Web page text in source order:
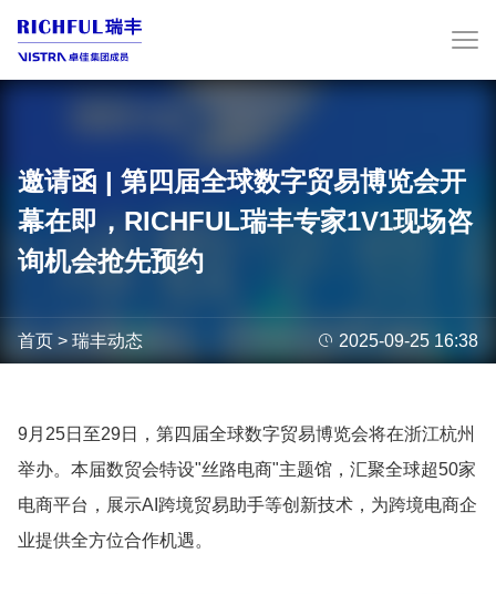
邀请函 | 第四届全球数字贸易博览会开
幕在即，RICHFUL瑞丰专家1V1现场咨
询机会抢先预约
首页 > 瑞丰动态  2025-09-25 16:38
9月25日至29日，第四届全球数字贸易博览会将在浙江杭州
举办。本届数贸会特设"丝路电商"主题馆，汇聚全球超50家
电商平台，展示AI跨境贸易助手等创新技术，为跨境电商企
业提供全方位合作机遇。